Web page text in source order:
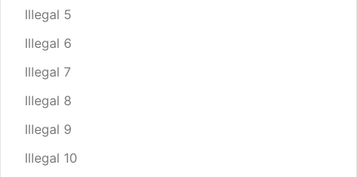
Illegal 5
Illegal 6
Illegal 7
Illegal 8
Illegal 9
Illegal 10